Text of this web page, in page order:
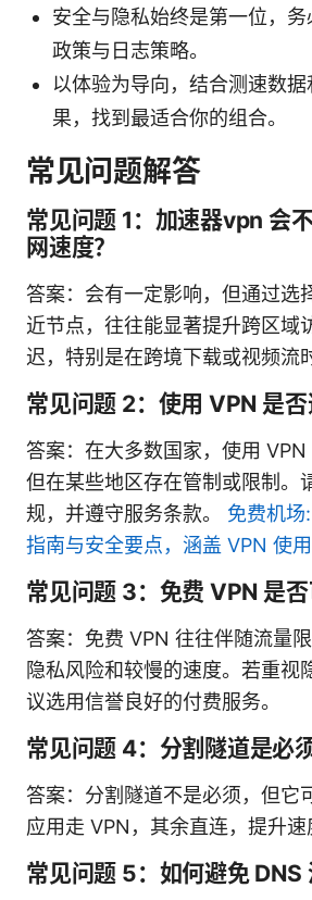
安全与隐私始终是第一位，
政策与日志策略。
以体验为导向，结合测速数
果，找到最适合你的组合。
常见问题解答
常见问题 1：加速器vpn 会
网速度？
答案：会有一定影响，但通过选
近节点，往往能显著提升跨区域
迟，特别是在跨境下载或视频流
常见问题 2：使用 VPN 是否
答案：在大多数国家，使用 VPN
但在某些地区存在管制或限制。
规，并遵守服务条款。 免费机场
指南与安全要点，涵盖 VPN 使
常见问题 3：免费 VPN 是否
答案：免费 VPN 往往伴随流量限
隐私风险和较慢的速度。若重视
议选用信誉良好的付费服务。
常见问题 4：分割隧道是必
答案：分割隧道不是必须，但它
应用走 VPN，其余直连，提升速
常见问题 5：如何避免 DNS